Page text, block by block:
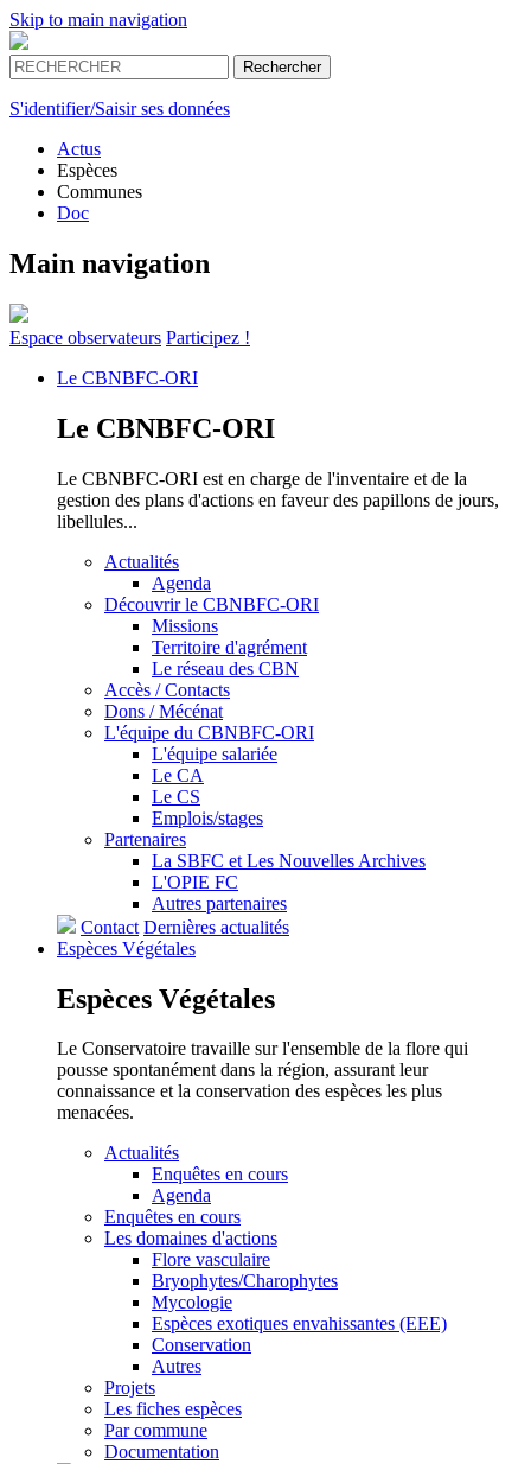
Skip to main navigation
S'identifier/Saisir ses données
Actus
Espèces
Communes
Doc
Main navigation
Espace observateurs Participez !
Le CBNBFC-ORI
Le CBNBFC-ORI
Le CBNBFC-ORI est en charge de l'inventaire et de la
gestion des plans d'actions en faveur des papillons de jours,
libellules...
Actualités
Agenda
Découvrir le CBNBFC-ORI
Missions
Territoire d'agrément
Le réseau des CBN
Accès / Contacts
Dons / Mécénat
L'équipe du CBNBFC-ORI
L'équipe salariée
Le CA
Le CS
Emplois/stages
Partenaires
La SBFC et Les Nouvelles Archives
L'OPIE FC
Autres partenaires
Contact Dernières actualités
Espèces Végétales
Espèces Végétales
Le Conservatoire travaille sur l'ensemble de la flore qui
pousse spontanément dans la région, assurant leur
connaissance et la conservation des espèces les plus
menacées.
Actualités
Enquêtes en cours
Agenda
Enquêtes en cours
Les domaines d'actions
Flore vasculaire
Bryophytes/Charophytes
Mycologie
Espèces exotiques envahissantes (EEE)
Conservation
Autres
Projets
Les fiches espèces
Par commune
Documentation